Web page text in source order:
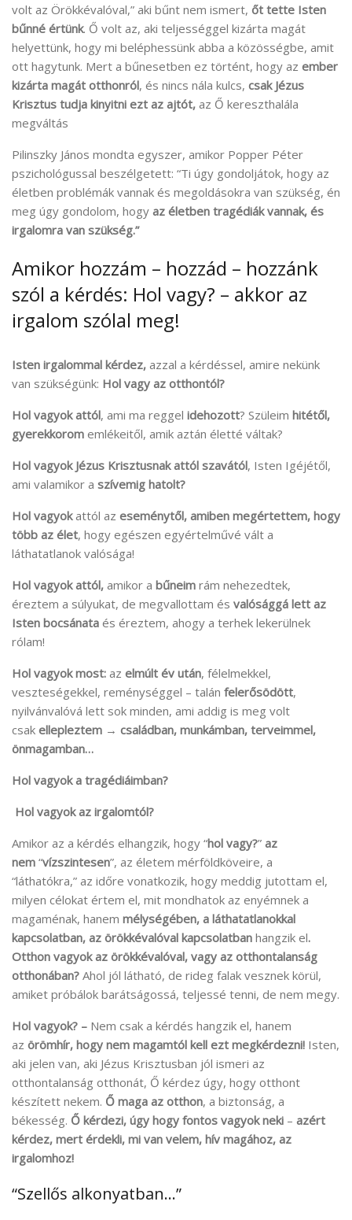
volt az Örökkévalóval,” aki bűnt nem ismert, őt tette Isten
bűnné értünk. Ő volt az, aki teljességgel kizárta magát
helyettünk, hogy mi beléphessünk abba a közösségbe, amit
ott hagytunk. Mert a bűnesetben ez történt, hogy az ember
kizárta magát otthonról, és nincs nála kulcs, csak Jézus
Krisztus tudja kinyitni ezt az ajtót, az Ő kereszthalála
megváltás
Pilinszky János mondta egyszer, amikor Popper Péter
pszichológussal beszélgetett: “Ti úgy gondoljátok, hogy az
életben problémák vannak és megoldásokra van szükség, én
meg úgy gondolom, hogy az életben tragédiák vannak, és
irgalomra van szükség.”
Amikor hozzám – hozzád – hozzánk
szól a kérdés: Hol vagy? – akkor az
irgalom szólal meg!
Isten irgalommal kérdez, azzal a kérdéssel, amire nekünk
van szükségünk: Hol vagy az otthontól?
Hol vagyok attól, ami ma reggel idehozott? Szüleim hitétől,
gyerekkorom emlékeitől, amik aztán életté váltak?
Hol vagyok Jézus Krisztusnak attól szavától, Isten Igéjétől,
ami valamikor a szívemig hatolt?
Hol vagyokattól az eseménytől, amiben megértettem, hogy
több az élet, hogy egészen egyértelművé vált a
láthatatlanok valósága!
Hol vagyok attól, amikor a bűneim rám nehezedtek,
éreztem a súlyukat, de megvallottam és valósággá lett az
Isten bocsánata és éreztem, ahogy a terhek lekerülnek
rólam!
Hol vagyok most: az elmúlt év után, félelmekkel,
veszteségekkel, reménységgel – talán felerősödött,
nyilvánvalóvá lett sok minden, ami addig is meg volt
csak ellepleztem → családban, munkámban, terveimmel,
önmagamban…
Hol vagyok a tragédiáimban?
Hol vagyok az irgalomtól?
Amikor az a kérdés elhangzik, hogy “hol vagy?” az
nem “vízszintesen”, az életem mérföldköveire, a
“láthatókra,” az időre vonatkozik, hogy meddig jutottam el,
milyen célokat értem el, mit mondhatok az enyémnek a
magaménak, hanem mélységében, a láthatatlanokkal
kapcsolatban, az örökkévalóval kapcsolatban hangzik el.
Otthon vagyok az örökkévalóval, vagy az otthontalanság
otthonában? Ahol jól látható, de rideg falak vesznek körül,
amiket próbálok barátságossá, teljessé tenni, de nem megy.
Hol vagyok? – Nem csak a kérdés hangzik el, hanem
az örömhír, hogy nem magamtól kell ezt megkérdezni! Isten,
aki jelen van, aki Jézus Krisztusban jól ismeri az
otthontalanság otthonát, Ő kérdez úgy, hogy otthont
készített nekem. Ő maga az otthon, a biztonság, a
békesség. Ő kérdezi, úgy hogy fontos vagyok neki – azért
kérdez, mert érdekli, mi van velem, hív magához, az
irgalomhoz!
“Szellős alkonyatban…”